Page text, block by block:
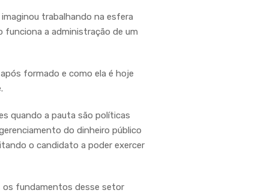
trabalhando na esfera
funciona a administração de um
formado e como ela é hoje
quando a pauta são políticas
do dinheiro público
o candidato a poder exercer
os fundamentos desse setor